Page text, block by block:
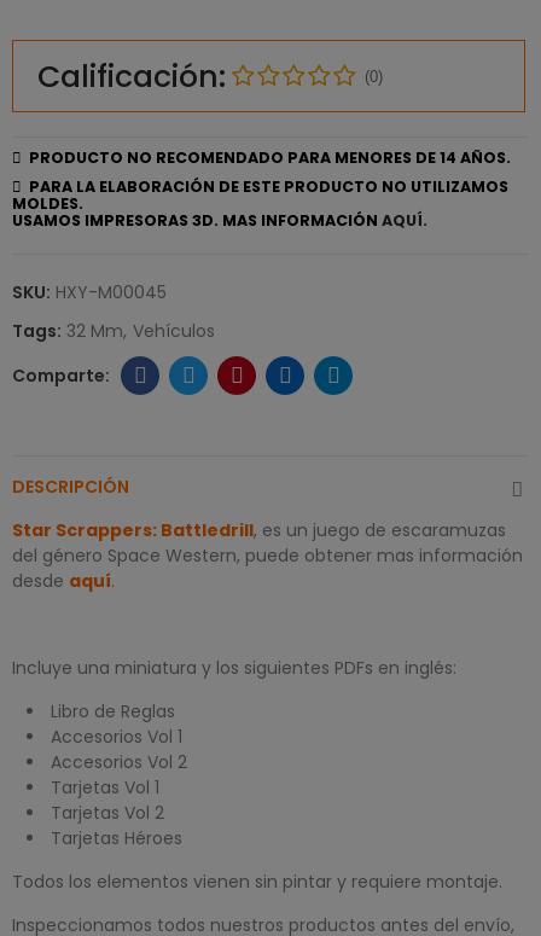
Calificación: (0)
PRODUCTO NO RECOMENDADO PARA MENORES DE 14 AÑOS.
PARA LA ELABORACIÓN DE ESTE PRODUCTO NO UTILIZAMOS
MOLDES.
USAMOS IMPRESORAS 3D. MAS INFORMACIÓN AQUÍ.
SKU: HXY-M00045
Tags: 32 Mm Vehículos
DESCRIPCIÓN
Star Scrappers: Battledrill, es un juego de escaramuzas
del género Space Western, puede obtener mas información
desde aquí.
Incluye una miniatura y los siguientes PDFs en inglés:
Libro de Reglas
Accesorios Vol 1
Accesorios Vol 2
Tarjetas Vol 1
Tarjetas Vol 2
Tarjetas Héroes
Todos los elementos vienen sin pintar y requiere montaje.
Inspeccionamos todos nuestros productos antes del envío,